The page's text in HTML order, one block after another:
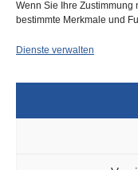
Wenn Sie Ihre
bestimmte Merkmale und
Dienste verwalten
Hubschrauber
In der vergangenen